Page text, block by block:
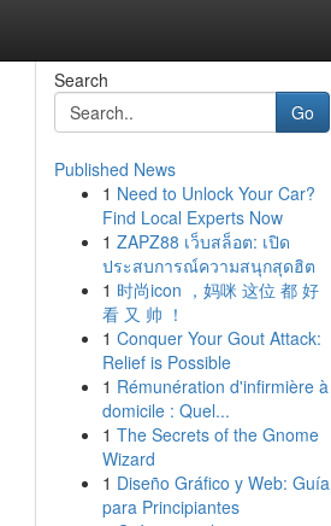
Search
Go
Published News
1 Need to Unlock Your Car?
Find Local Experts Now
1 ZAPZ88 เว็บสล็อต: เปิด
ประสบการณ์ความสนุกสุดฮิต
1 时尚icon ，妈咪 这位 都 好
看 又 帅 ！
1 Conquer Your Gout Attack:
Relief is Possible
1 Rémunération d'infirmière à
domicile : Quel...
1 The Secrets of the Gnome
Wizard
1 Diseño Gráfico y Web: Guía
para Principiantes